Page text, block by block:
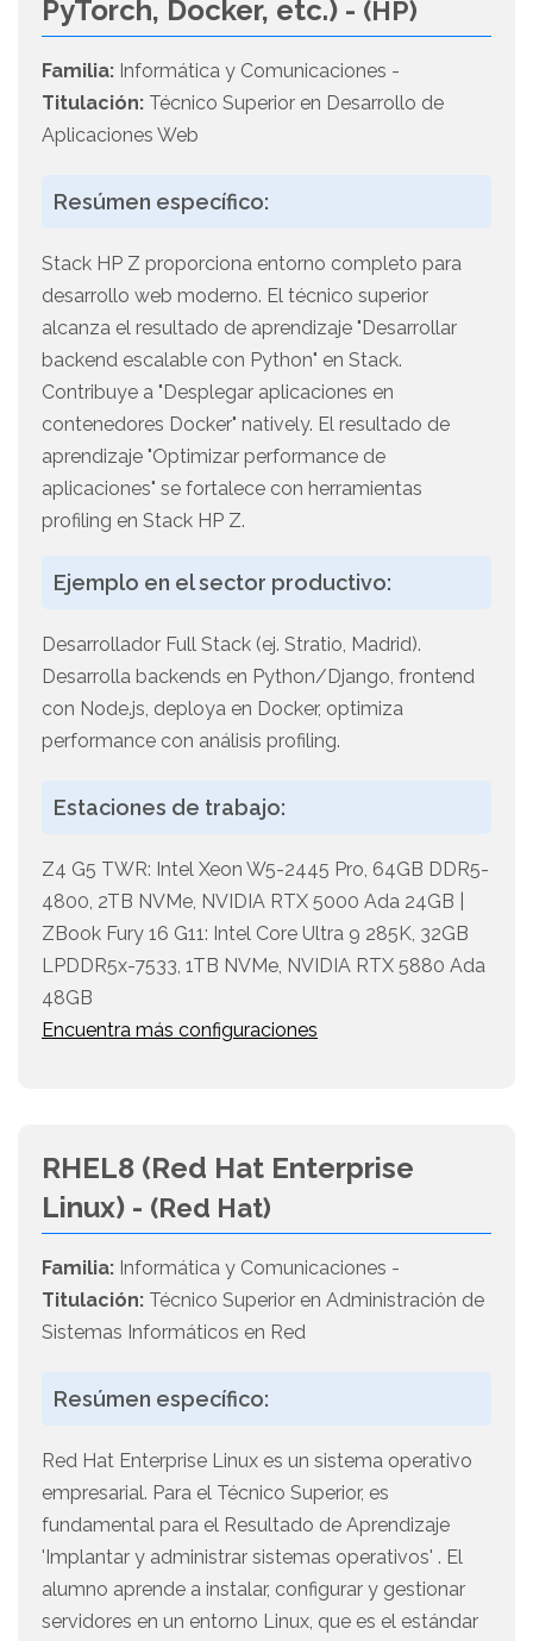
PyTorch, Docker, etc.) - (HP)
Familia: Informática y Comunicaciones -
Titulación: Técnico Superior en Desarrollo de
Aplicaciones Web
Resúmen específico:
Stack HP Z proporciona entorno completo para
desarrollo web moderno. El técnico superior
alcanza el resultado de aprendizaje "Desarrollar
backend escalable con Python" en Stack.
Contribuye a "Desplegar aplicaciones en
contenedores Docker" natively. El resultado de
aprendizaje "Optimizar performance de
aplicaciones" se fortalece con herramientas
profiling en Stack HP Z.
Ejemplo en el sector productivo:
Desarrollador Full Stack (ej. Stratio, Madrid).
Desarrolla backends en Python/Django, frontend
con Node.js, deploya en Docker, optimiza
performance con análisis profiling.
Estaciones de trabajo:
Z4 G5 TWR: Intel Xeon W5-2445 Pro, 64GB DDR5-
4800, 2TB NVMe, NVIDIA RTX 5000 Ada 24GB |
ZBook Fury 16 G11: Intel Core Ultra 9 285K, 32GB
LPDDR5x-7533, 1TB NVMe, NVIDIA RTX 5880 Ada
48GB
Encuentra más configuraciones
RHEL8 (Red Hat Enterprise
Linux) - (Red Hat)
Familia: Informática y Comunicaciones -
Titulación: Técnico Superior en Administración de
Sistemas Informáticos en Red
Resúmen específico:
Red Hat Enterprise Linux es un sistema operativo
empresarial. Para el Técnico Superior, es
fundamental para el Resultado de Aprendizaje
'Implantar y administrar sistemas operativos' . El
alumno aprende a instalar, configurar y gestionar
servidores en un entorno Linux, que es el estándar